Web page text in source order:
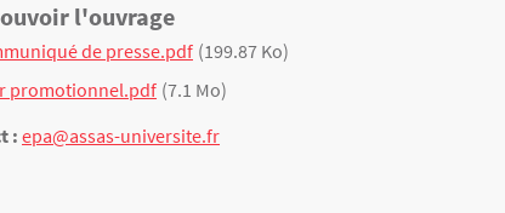
l'ouvrage
de presse.pdf (199.87 Ko)
promotionnel.pdf (7.1 Mo)
:epa@assas-universite.fr